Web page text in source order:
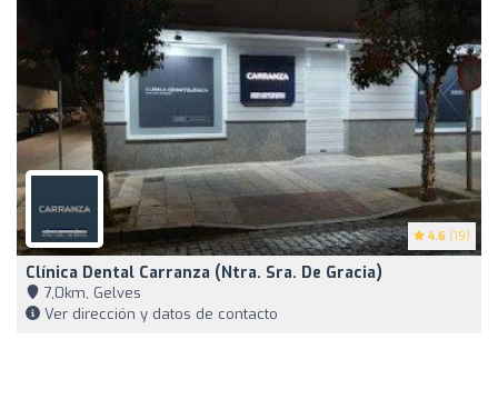
4.6 (19)
Clínica Dental Carranza (Ntra. Sra. De Gracia)
7,0km, Gelves
Ver dirección y datos de contacto